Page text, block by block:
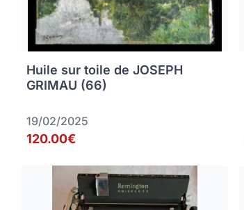
Huile sur toile de JOSEPH
GRIMAU (66)
19/02/2025
120.00€